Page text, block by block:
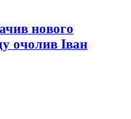
нового
очолив Іван